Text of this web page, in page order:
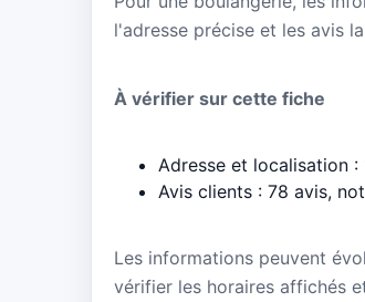
l'adresse précise et les avis
À vérifier sur cette fiche
Adresse et localisation :
Avis clients : 78 avis,
Les informations peuvent
vérifier les horaires affichés